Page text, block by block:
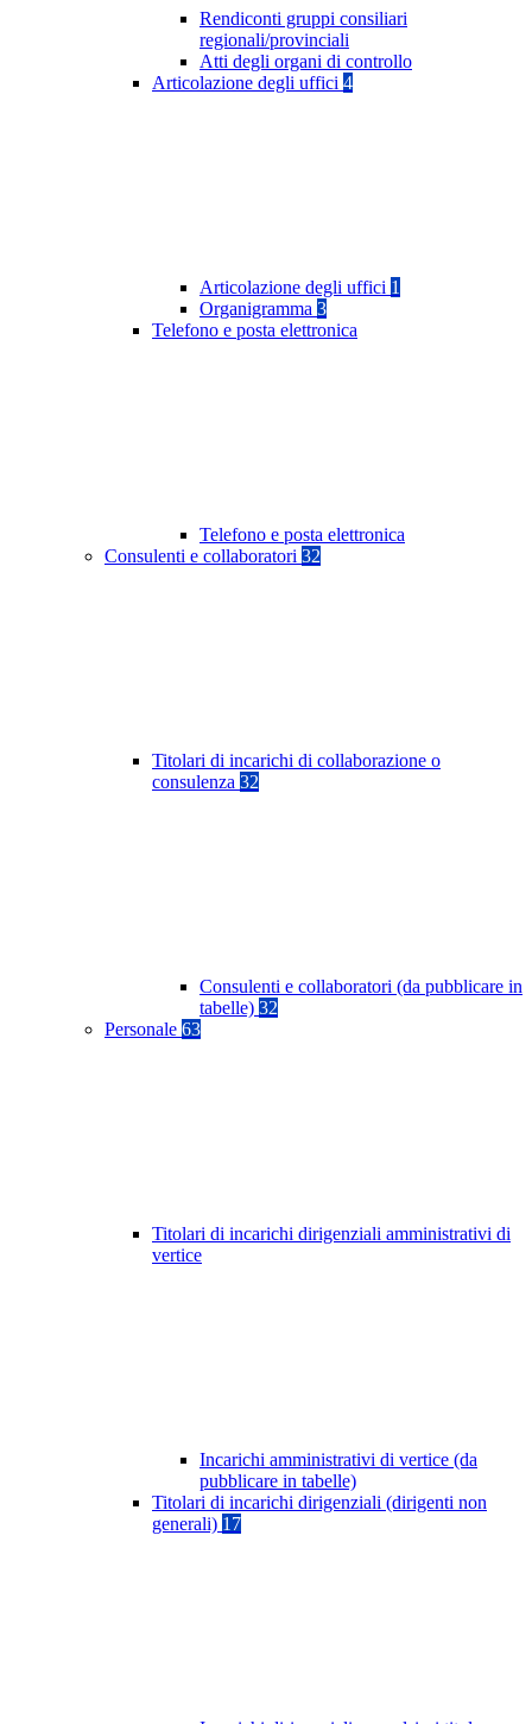
Rendiconti gruppi consiliari
regionali/provinciali
Atti degli organi di controllo
Articolazione degli uffici 4
Articolazione degli uffici 1
Organigramma 3
Telefono e posta elettronica
Telefono e posta elettronica
Consulenti e collaboratori 32
Titolari di incarichi di collaborazione o
consulenza 32
Consulenti e collaboratori (da pubblicare in
tabelle) 32
Personale 63
Titolari di incarichi dirigenziali amministrativi di
vertice
Incarichi amministrativi di vertice (da
pubblicare in tabelle)
Titolari di incarichi dirigenziali (dirigenti non
generali) 17